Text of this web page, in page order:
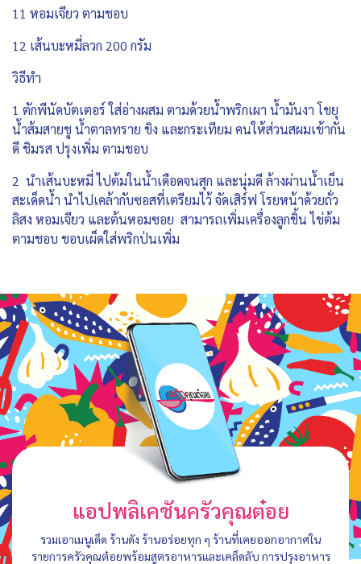
11 หอมเจียว ตามชอบ
12 เส้นบะหมี่ลวก 200 กรัม
วิธีทำ
1 ตักพีนัดบัตเตอร์ ใส่อ่างผสม ตามด้วยน้ำพริกเผา น้ำมันงา โชยุ
น้ำส้มสายชู น้ำตาลทราย ขิง และกระเทียม คนให้ส่วนสผมเข้ากัน
ดี ชิมรส ปรุงเพิ่ม ตามชอบ
2 นำเส้นบะหมี่ ไปต้มในน้ำเดือดจนสุก และนุ่มดี ล้างผ่านน้ำเย็น
สะเด็ดน้ำ นำไปเคล้ากับซอสที่เตรียมไว้ จัดเสิร์ฟ โรยหน้าด้วยถั่ว
ลิสง หอมเจียว และต้นหอมซอย สามารถเพิ่มเครื่องลูกชิ้น ไข่ต้ม
ตามชอบ ชอบเผ็ดใส่พริกป่นเพิ่ม
แอปพลิเคชันครัวคุณต๋อย
รวมเอาเมนูเด็ด ร้านดัง ร้านอร่อยทุก ๆ ร้านที่เคยออกอากาศใน
รายการครัวคุณต๋อยพร้อมสูตรอาหารและเคล็ดลับ การปรุงอาหาร